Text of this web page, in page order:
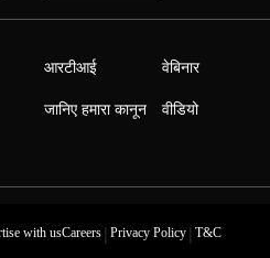
आरटीआई
जानिए हमारा कानून
वेबिनार
वीडियो
with usCareers| Privacy Policy| T&C